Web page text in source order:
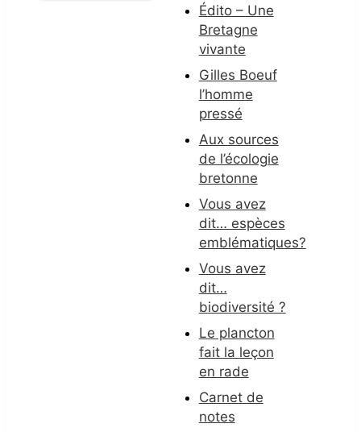
Édito – Une
Bretagne
vivante
Gilles Boeuf
l’homme
pressé
Aux sources
de l’écologie
bretonne
Vous avez
dit… espèces
emblématiques?
Vous avez
dit…
biodiversité ?
Le plancton
fait la leçon
en rade
Carnet de
notes